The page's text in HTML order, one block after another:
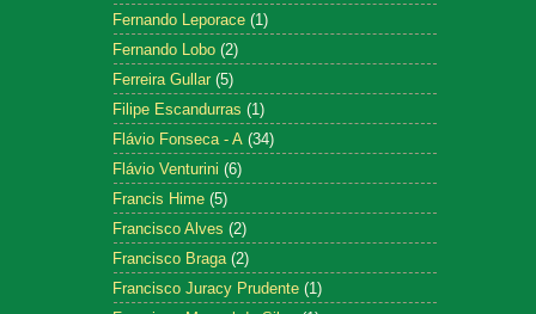
Fernando Leporace (1)
Fernando Lobo (2)
Ferreira Gullar (5)
Filipe Escandurras (1)
Flávio Fonseca - A (34)
Flávio Venturini (6)
Francis Hime (5)
Francisco Alves (2)
Francisco Braga (2)
Francisco Juracy Prudente (1)